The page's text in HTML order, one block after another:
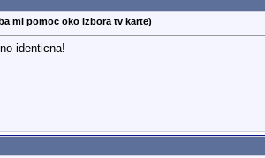
mi pomoc oko izbora tv karte)
identicna!